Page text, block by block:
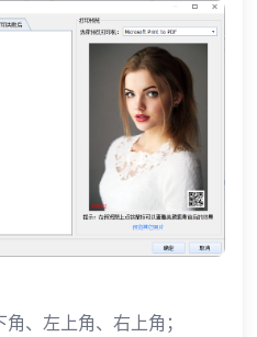
、左上角、右上角；